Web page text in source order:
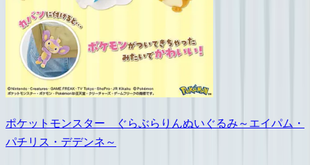
ポケットモンスター ぐらぶらりんぬいぐるみ～エイパム・
パチリス・デデンネ～